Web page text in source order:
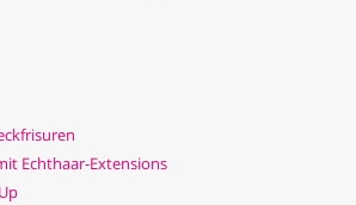
Echthaar-Extensions